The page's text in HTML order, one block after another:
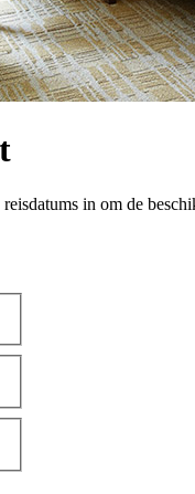
in om de